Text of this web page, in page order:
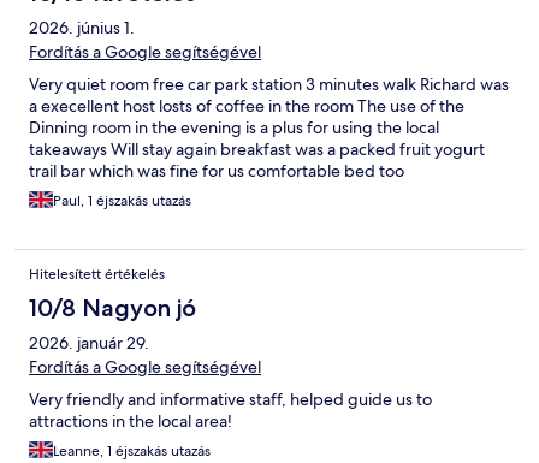
2026. június 1.
Fordítás a Google segítségével
Very quiet room free car park station 3 minutes walk Richard was
a execellent host losts of coffee in the room The use of the
Dinning room in the evening is a plus for using the local
takeaways Will stay again breakfast was a packed fruit yogurt
trail bar which was fine for us comfortable bed too
Paul, 1 éjszakás utazás
Hitelesített értékelés
10/8 Nagyon jó
2026. január 29.
Fordítás a Google segítségével
Very friendly and informative staff, helped guide us to
attractions in the local area!
Leanne, 1 éjszakás utazás